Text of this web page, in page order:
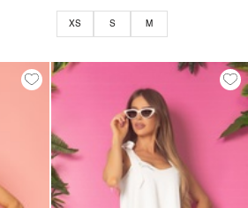
XS S M